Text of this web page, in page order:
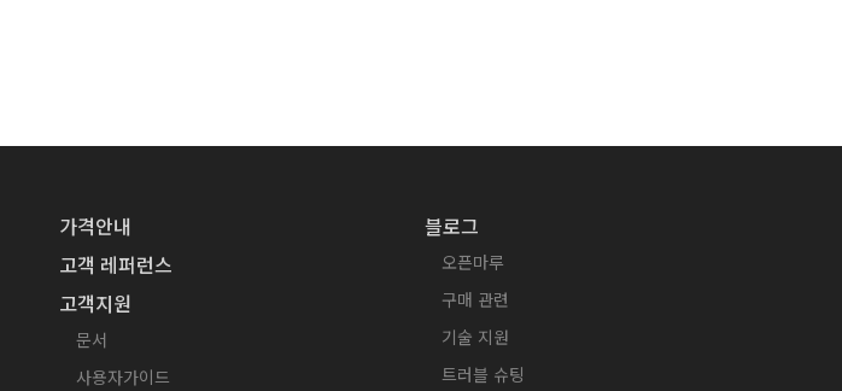
가격안내
고객 레퍼런스
고객지원
문서
사용자가이드
블로그
오픈마루
구매 관련
기술 지원
트러블 슈팅